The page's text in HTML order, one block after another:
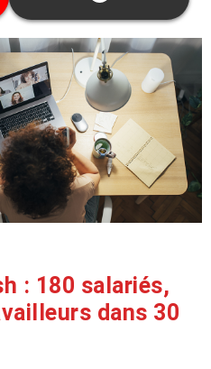
: 180 salariés,
dans 30
pas ? Découvrez
disponiblesici